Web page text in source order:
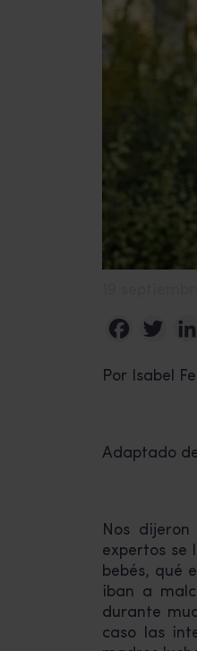
Facebook
Por Isabel
Adaptado
Nos
expertos se
bebés, qué
iban a
durante
caso las